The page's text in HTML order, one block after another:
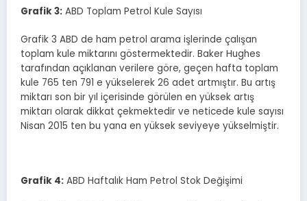
Grafik3: ABD Toplam Petrol Kule Sayısı
Grafik 3 ABD de ham petrol arama işlerinde çalışan
toplam kule miktarını göstermektedir. Baker Hughes
tarafından açıklanan verilere göre, geçen hafta toplam
kule 765 ten 791 e yükselerek 26 adet artmıştır. Bu artış
miktarı son bir yıl içerisinde görülen en yüksek artış
miktarı olarak dikkat çekmektedir ve neticede kule sayısı
Nisan 2015 ten bu yana en yüksek seviyeye yükselmiştir.
Grafik 4: ABD Haftalık Ham Petrol Stok Değişimi